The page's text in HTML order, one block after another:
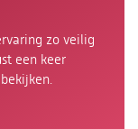
zo veilig
een keer